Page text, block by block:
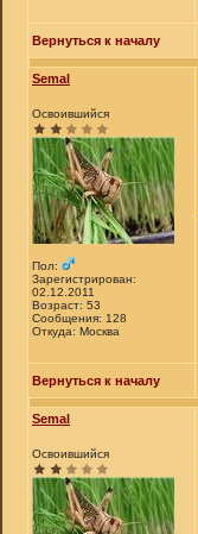
Вернуться к началу
Semal
Освоившийся
Пол:
Зарегистрирован:
02.12.2011
Возраст: 53
Сообщения: 128
Откуда: Москва
Вернуться к началу
Semal
Освоившийся